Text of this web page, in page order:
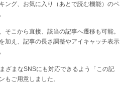
ング、お気に入り（あとで読む機能）のペ
そこから直接、該当の記事へ遷移も可能。
加え、記事の長さ調整やアイキャッチ表示
ざまなSNSにも対応できるよう「この記
もご用意しました。